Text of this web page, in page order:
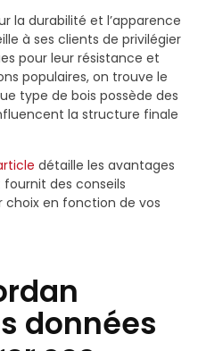
la durabilité et l’apparence
à ses clients de privilégier
pour leur résistance et
populaires, on trouve le
type de bois possède des
la structure finale
détaille les avantages
des conseils
choix en fonction de vos
données